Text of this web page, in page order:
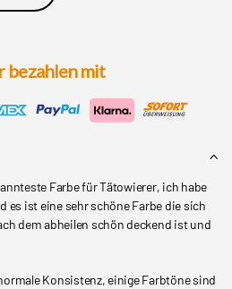
bezahlen mit
Farbe für Tätowierer, ich habe
es ist eine sehr schöne Farbe die sich
dem abheilen schön deckend ist und
Konsistenz, einige Farbtöne sind